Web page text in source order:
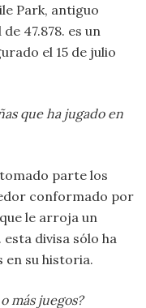
Park, antiguo
47.878. es un
el 15 de julio
que ha jugado en
parte los
conformado por
le arroja un
divisa sólo ha
en su historia.
más juegos?